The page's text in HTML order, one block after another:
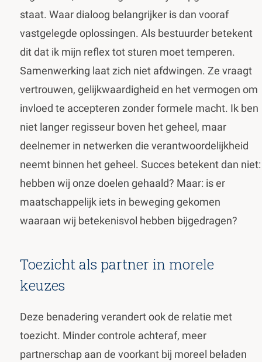
staat. Waar dialoog belangrijker is dan vooraf
vastgelegde oplossingen. Als bestuurder betekent
dit dat ik mijn reflex tot sturen moet temperen.
Samenwerking laat zich niet afdwingen. Ze vraagt
vertrouwen, gelijkwaardigheid en het vermogen om
invloed te accepteren zonder formele macht. Ik ben
niet langer regisseur boven het geheel, maar
deelnemer in netwerken die verantwoordelijkheid
neemt binnen het geheel. Succes betekent dan niet:
hebben wij onze doelen gehaald? Maar: is er
maatschappelijk iets in beweging gekomen
waaraan wij betekenisvol hebben bijgedragen?
Toezicht als partner in morele
keuzes
Deze benadering verandert ook de relatie met
toezicht. Minder controle achteraf, meer
partnerschap aan de voorkant bij moreel beladen